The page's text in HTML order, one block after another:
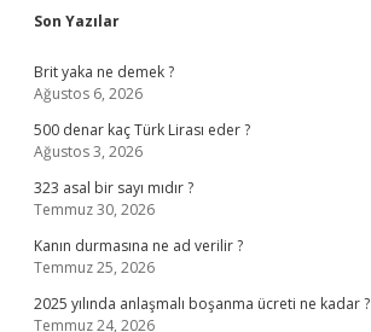
Sidebar
Son Yazılar
Brit yaka ne demek ?
Ağustos 6, 2026
500 denar kaç Türk Lirası eder ?
Ağustos 3, 2026
323 asal bir sayı mıdır ?
Temmuz 30, 2026
Kanın durmasına ne ad verilir ?
Temmuz 25, 2026
2025 yılında anlaşmalı boşanma ücreti ne kadar ?
Temmuz 24, 2026